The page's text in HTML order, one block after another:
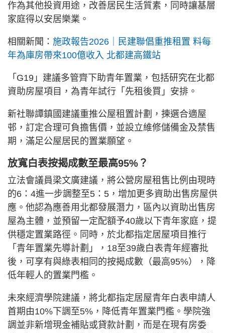
作為其他投資用途，改善居民生活質素，同時讓基層
家庭得以安居樂業。
相關新聞： 施政報告2026｜民建聯倡重推租置 料每
年為庫房帶來100億收入 北都建高鐵站
「G19」建議多管齊下助青年置業，包括研究在北都
資助房屋項目，為青年試行「先租後買」安排。
新社聯譚鎮國建議重推公屋租置計劃，揀選合適屋
邨，訂定合理可負擔售價，並設立維修儲備金及禁售
期，滿足公屋居民的置業願望。
放寬白表按揭成數至最高95%？
立法會議員梁文廣建議，將公營房屋租售比例由現時
的6：4進一步調整至5：5，增加更多資助出售房屋供
應。他認為應善用北都發展潛力，區內以資助出售房
屋為主體，並預留一定配額予40歲以下青年家庭，提
供穩定置業路徑。同時，於北都指定居屋項目推行
「青年置業先導計劃」，18至39歲白表青年經審批
後，可享有與綠表相同的按揭成數（最高95%），降
低年輕人的置業門檻。
未來經濟學院建議，將北都指定居屋青年白表申請人
首期由10%下調至5%，降低青年置業門檻。學院強
調並非新增現金補貼或貸款計劃，而是在現有房委